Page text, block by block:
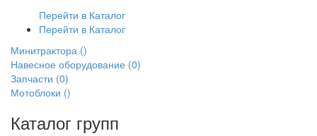
Перейти в Каталог
Перейти в Каталог
Минитрактора ()
Навесное оборудование (0)
Запчасти (0)
Мотоблоки ()
Каталог групп